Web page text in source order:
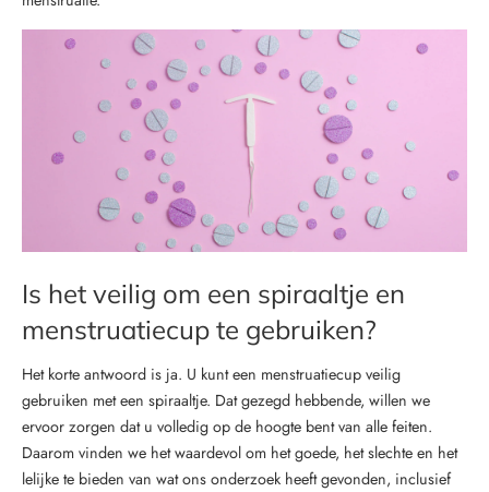
Is het veilig om een spiraaltje en
menstruatiecup te gebruiken?
Het korte antwoord is ja. U kunt een menstruatiecup veilig
gebruiken met een spiraaltje. Dat gezegd hebbende, willen we
ervoor zorgen dat u volledig op de hoogte bent van alle feiten.
Daarom vinden we het waardevol om het goede, het slechte en het
lelijke te bieden van wat ons onderzoek heeft gevonden, inclusief